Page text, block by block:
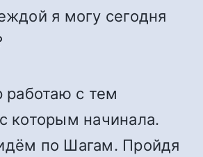
я могу сегодня
работаю с тем
которым начинала.
по Шагам. Пройдя